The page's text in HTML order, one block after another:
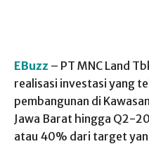
EBuzz – PT MNC Land
realisasi investasi yang
pembangunan di
Jawa Barat hingga Q2-
atau 40% dari target